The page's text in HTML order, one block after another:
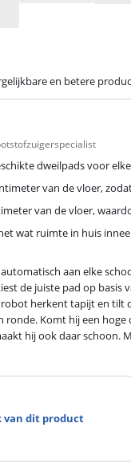
en betere
dweilpads voor
van de vloer,
van de vloer,
wat ruimte in huis
aan elke
de juiste pad op
herkent tapijt en
Komt hij een
hij ook daar schoon.
van dit product